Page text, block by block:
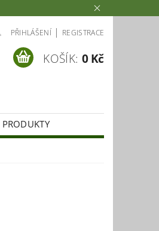
PŘIHLÁŠENÍ | REGISTRACE
KOŠÍK: 0 Kč